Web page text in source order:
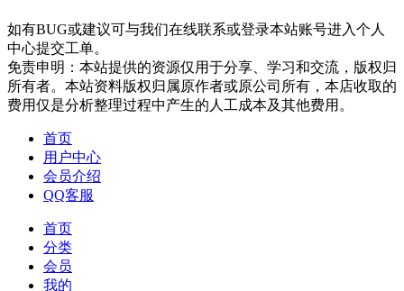
如有BUG或建议可与我们在线联系或登录本站账号进入个人
中心提交工单。
免责申明：本站提供的资源仅用于分享、学习和交流，版权归
所有者。本站资料版权归属原作者或原公司所有，本店收取的
费用仅是分析整理过程中产生的人工成本及其他费用。
首页
用户中心
会员介绍
QQ客服
首页
分类
会员
我的